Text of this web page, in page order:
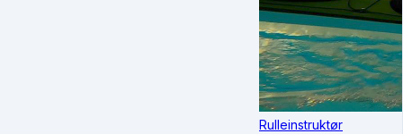
Rulleinstruktør